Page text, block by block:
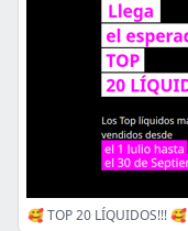
🥰 TOP 20 LÍQUIDOS!!! 🥰